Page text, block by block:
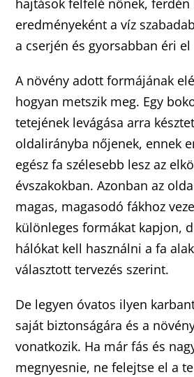
eredményeként a víz
a cserjén és gyorsabban éri
A növény adott formájának
hogyan metszik meg. Egy
tetejének levágása arra
oldalirányba nőjenek, ennek
egész fa szélesebb lesz az
évszakokban. Azonban az
magas, magasodó fákhoz
különleges formákat kapjon,
hálókat kell használni a fa
választott tervezés szerint.
De legyen óvatos ilyen
saját biztonságára és a
vonatkozik. Ha már fás és
megnyesnie, ne felejtse el a